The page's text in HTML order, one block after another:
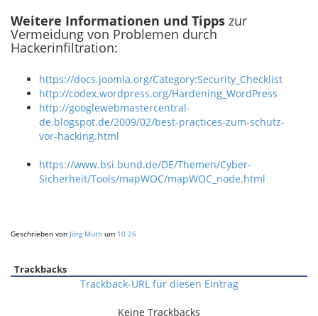
Weitere Informationen und Tipps zur
Vermeidung von Problemen durch
Hackerinfiltration:
https://docs.joomla.org/Category:Security_Checklist
http://codex.wordpress.org/Hardening_WordPress
http://googlewebmastercentral-
de.blogspot.de/2009/02/best-practices-zum-schutz-
vor-hacking.html
https://www.bsi.bund.de/DE/Themen/Cyber-
Sicherheit/Tools/mapWOC/mapWOC_node.html
Geschrieben von Jörg Muth um 10:26
Trackbacks
Trackback-URL für diesen Eintrag
Keine Trackbacks